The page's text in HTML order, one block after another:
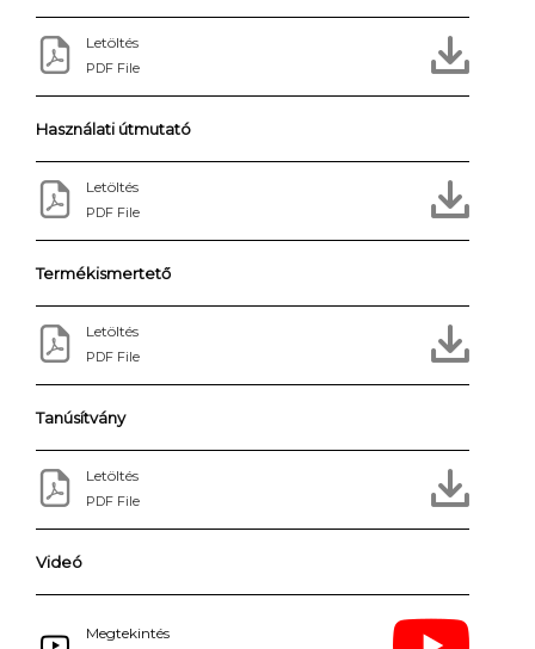
Letöltés
PDF File
Használati útmutató
Letöltés
PDF File
Termékismertető
Letöltés
PDF File
Tanúsítvány
Letöltés
PDF File
Videó
Megtekintés